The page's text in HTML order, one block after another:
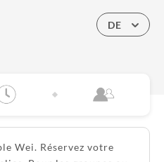
DE
Wei. Réservez votre